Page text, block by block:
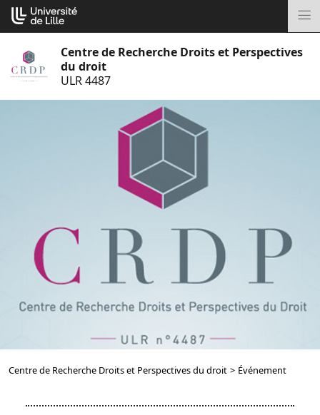
Aller
au
Centre de Recherche Droits et Perspectives
du droit
ULR 4487
Centre de Recherche Droits et Perspectives du droit > Événement
Cookies management panel